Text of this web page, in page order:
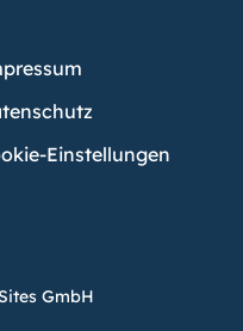
Einstellungen
GmbH